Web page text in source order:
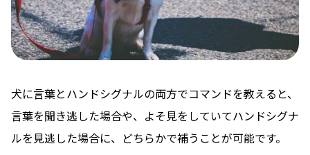
犬に言葉とハンドシグナルの両方でコマンドを教えると、
言葉を聞き逃した場合や、よそ見をしていてハンドシグナ
ルを見逃した場合に、どちらかで補うことが可能です。